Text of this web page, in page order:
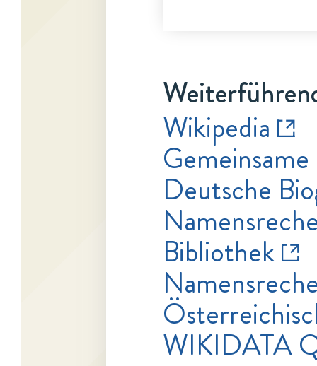
Wikipedia
Deutsche
Bibliothek
WIKIDATA